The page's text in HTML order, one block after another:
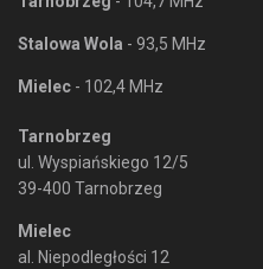
Stalowa Wola - 93,5 MHz
Mielec - 102,4 MHz
Tarnobrzeg
ul. Wyspiańskiego 12/5
39-400 Tarnobrzeg
Mielec
al. Niepodległości 12